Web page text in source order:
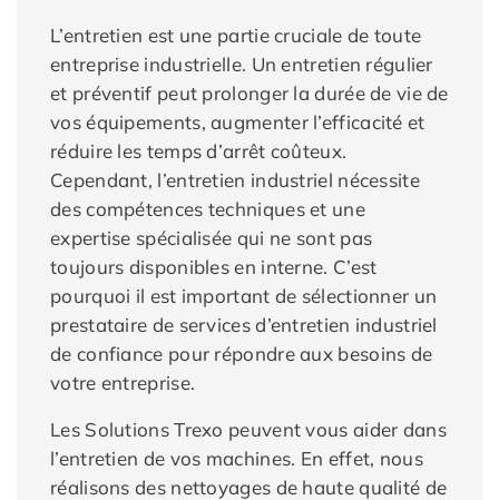
L’entretien est une partie cruciale de toute
entreprise industrielle. Un entretien régulier
et préventif peut prolonger la durée de vie de
vos équipements, augmenter l’efficacité et
réduire les temps d’arrêt coûteux.
Cependant, l’entretien industriel nécessite
des compétences techniques et une
expertise spécialisée qui ne sont pas
toujours disponibles en interne. C’est
pourquoi il est important de sélectionner un
prestataire de services d’entretien industriel
de confiance pour répondre aux besoins de
votre entreprise.
Les Solutions Trexo peuvent vous aider dans
l’entretien de vos machines. En effet, nous
réalisons des nettoyages de haute qualité de